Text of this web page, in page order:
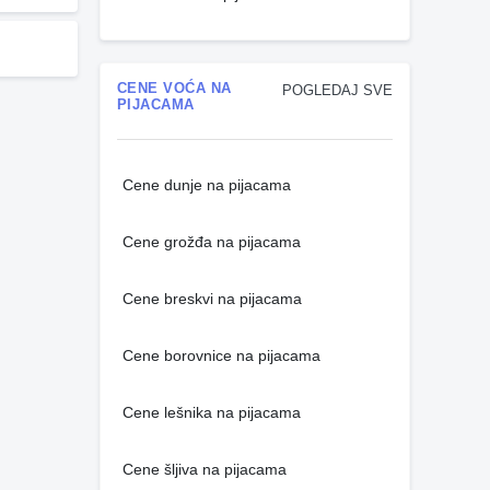
POGLEDAJ SVE
CENE VOĆA NA
PIJACAMA
Cene dunje na pijacama
Cene grožđa na pijacama
Cene breskvi na pijacama
Cene borovnice na pijacama
Cene lešnika na pijacama
Cene šljiva na pijacama